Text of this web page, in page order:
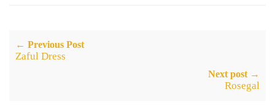
← Previous Post
Zaful Dress
Next post →
Rosegal